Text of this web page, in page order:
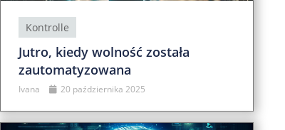
Kontrolle
Jutro, kiedy wolność została
zautomatyzowana
Ivana 20 października 2025